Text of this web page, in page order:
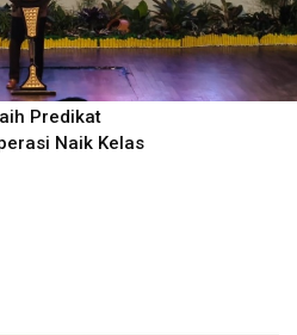
Predikat
Naik Kelas